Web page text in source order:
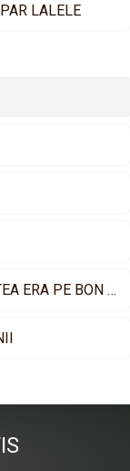
LALELE
FLORINEL SI IOANA - DACA DRAGOSTEA ERA PE BON FISCAL